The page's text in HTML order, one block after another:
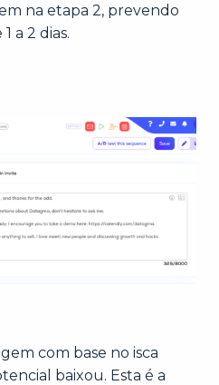
na etapa 2, prevendo
a 2 dias.
com base no isca
baixou. Esta é a